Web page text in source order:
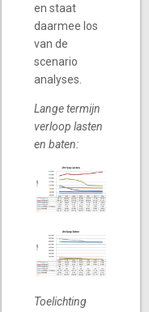
en staat
daarmee los
van de
scenario
analyses.
Lange termijn
verloop lasten
en baten:
Toelichting